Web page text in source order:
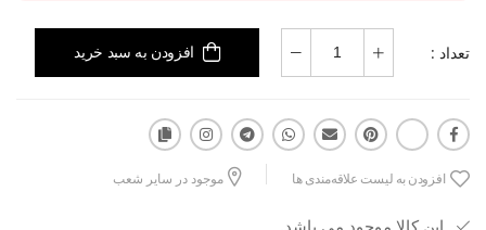
تعداد : افزودن به سبد خرید
افزودن به لیست علاقه‌مندی ها موجود در سایر شعب
این کالا موجود می باشد.